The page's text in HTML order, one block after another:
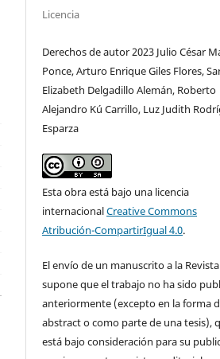
Licencia
Derechos de autor 2023 Julio César
Ponce, Arturo Enrique Giles Flores,
Elizabeth Delgadillo Alemán, Roberto
Alejandro Kú Carrillo, Luz Judith
Esparza
Esta obra está bajo una licencia
internacionalCreative Commons
Atribución-CompartirIgual 4.0.
El envío de un manuscrito a la Revista
supone que el trabajo no ha sido
anteriormente (excepto en la forma
abstract o como parte de una tesis),
está bajo consideración para su